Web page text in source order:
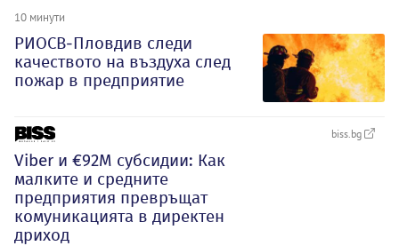
10 минути
РИОСВ-Пловдив следи
качеството на въздуха след
пожар в предприятие
biss.bg
Viber и €92М субсидии: Как
малките и средните
предприятия превръщат
комуникацията в директен
дриход